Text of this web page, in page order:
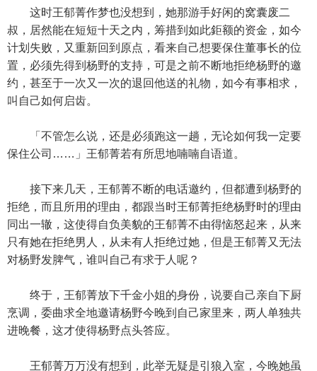
这时王郁菁作梦也没想到，她那游手好闲的窝囊废二
叔，居然能在短短十天之内，筹措到如此鉅额的资金，如今
计划失败，又重新回到原点，看来自己想要保住董事长的位
置，必须先得到杨野的支持，可是之前不断地拒绝杨野的邀
约，甚至于一次又一次的退回他送的礼物，如今有事相求，
叫自己如何启齿。
「不管怎么说，还是必须跑这一趟，无论如何我一定要
保住公司……」王郁菁若有所思地喃喃自语道。
接下来几天，王郁菁不断的电话邀约，但都遭到杨野的
拒绝，而且所用的理由，都跟当时王郁菁拒绝杨野时的理由
同出一辙，这使得自负美貌的王郁菁不由得恼怒起来，从来
只有她在拒绝男人，从未有人拒绝过她，但是王郁菁又无法
对杨野发脾气，谁叫自己有求于人呢？
终于，王郁菁放下千金小姐的身份，说要自己亲自下厨
烹调，委曲求全地邀请杨野今晚到自己家里来，两人单独共
进晚餐，这才使得杨野点头答应。
王郁菁万万没有想到，此举无疑是引狼入室，今晚她虽